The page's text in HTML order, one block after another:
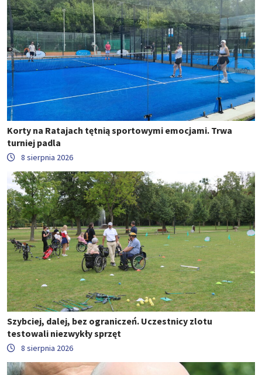
Korty na Ratajach tętnią sportowymi emocjami. Trwa
turniej padla
8 sierpnia 2026
Szybciej, dalej, bez ograniczeń. Uczestnicy zlotu
testowali niezwykły sprzęt
8 sierpnia 2026